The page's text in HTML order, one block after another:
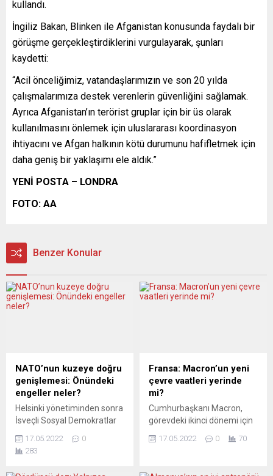
kullandı.
İngiliz Bakan, Blinken ile Afganistan konusunda faydalı bir
görüşme gerçekleştirdiklerini vurgulayarak, şunları
kaydetti:
“Acil önceliğimiz, vatandaşlarımızın ve son 20 yılda
çalışmalarımıza destek verenlerin güvenliğini sağlamak.
Ayrıca Afganistan’ın terörist gruplar için bir üs olarak
kullanılmasını önlemek için uluslararası koordinasyon
ihtiyacını ve Afgan halkının kötü durumunu hafifletmek için
daha geniş bir yaklaşımı ele aldık.”
YENİ POSTA – LONDRA
FOTO: AA
Benzer Konular
NATO’nun kuzeye doğru
genişlemesi: Önündeki
engeller neler?
Helsinki yönetiminden sonra
İsveçli Sosyal Demokratlar
yana olduklarını ilan etti.
Hem Finlandiya, hem de
17.05.2022
0
283
Fransa: Macron’un yeni
çevre vaatleri yerinde
mi?
Cumhurbaşkanı Macron,
görevdeki ikinci dönemi için
vaadinde bulundu. Yeni
17.05.2022 0 70